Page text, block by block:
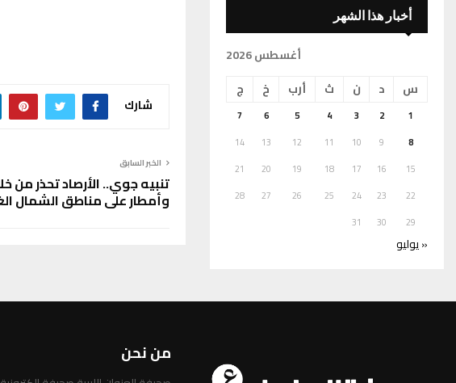
شارك
الخبر السابق
تنبيه جوي.. الأرصاد تحذر من
وأمطار على مناطق الشمال
أخبار هذا الشهر
أغسطس 2026
س
د ن ث أرب خ ج
1
2
3
4
5
6
7
8
9
10
11
12
13
14
15
16
17
18
19
20
21
22
23
24
25
26
27
28
29
30
31
« يوليو
من نحن